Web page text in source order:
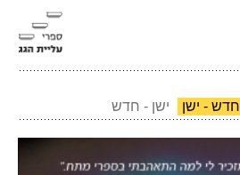
חדש - ישן ישן - חדש